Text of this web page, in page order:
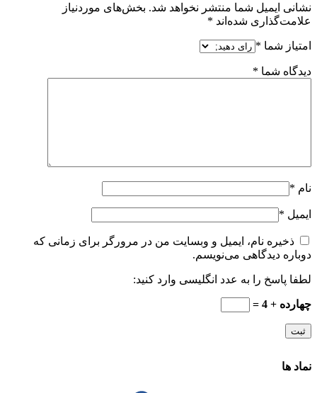
نشانی ایمیل شما منتشر نخواهد شد. بخش‌های موردنیاز
علامت‌گذاری شده‌اند *
امتیاز شما *
دیدگاه شما *
نام *
ایمیل *
ذخیره نام، ایمیل و وبسایت من در مرورگر برای زمانی که
دوباره دیدگاهی می‌نویسم.
لطفا پاسخ را به عدد انگلیسی وارد کنید:
چهارده + 4 =
نماد ها